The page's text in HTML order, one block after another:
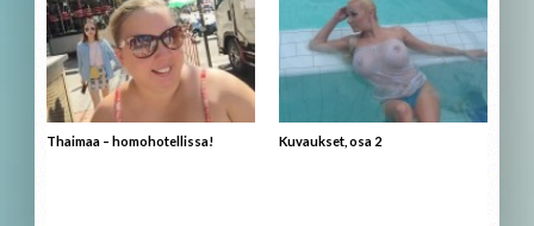
Thaimaa – homohotellissa! Kuvaukset, osa 2